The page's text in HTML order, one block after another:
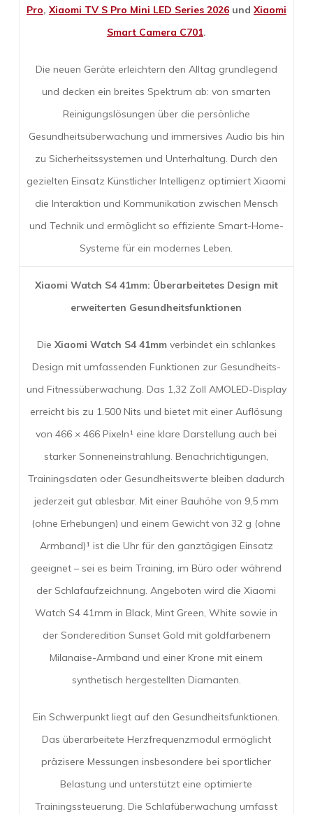
Pro, Xiaomi TV S Pro Mini LED Series 2026und Xiaomi
Smart Camera C701.
Die neuen Geräte erleichtern den Alltag grundlegend
und decken ein breites Spektrum ab: von smarten
Reinigungslösungen über die persönliche
Gesundheitsüberwachung und immersives Audio bis hin
zu Sicherheitssystemen und Unterhaltung. Durch den
gezielten Einsatz Künstlicher Intelligenz optimiert Xiaomi
die Interaktion und Kommunikation zwischen Mensch
und Technik und ermöglicht so effiziente Smart-Home-
Systeme für ein modernes Leben.
Xiaomi Watch S4 41mm: Überarbeitetes Design mit
erweiterten Gesundheitsfunktionen
Die Xiaomi Watch S4 41mmverbindet ein schlankes
Design mit umfassenden Funktionen zur Gesundheits-
und Fitnessüberwachung. Das 1,32 Zoll AMOLED-Display
erreicht bis zu 1.500 Nits und bietet mit einer Auflösung
von 466 × 466 Pixeln¹ eine klare Darstellung auch bei
starker Sonneneinstrahlung. Benachrichtigungen,
Trainingsdaten oder Gesundheitswerte bleiben dadurch
jederzeit gut ablesbar. Mit einer Bauhöhe von 9,5 mm
(ohne Erhebungen) und einem Gewicht von 32 g (ohne
Armband)¹ ist die Uhr für den ganztägigen Einsatz
geeignet – sei es beim Training, im Büro oder während
der Schlafaufzeichnung. Angeboten wird die Xiaomi
Watch S4 41mm in Black, Mint Green, White sowie in
der Sonderedition Sunset Gold mit goldfarbenem
Milanaise-Armband und einer Krone mit einem
synthetisch hergestellten Diamanten.
Ein Schwerpunkt liegt auf den Gesundheitsfunktionen.
Das überarbeitete Herzfrequenzmodul ermöglicht
präzisere Messungen insbesondere bei sportlicher
Belastung und unterstützt eine optimierte
Trainingssteuerung. Die Schlafüberwachung umfasst